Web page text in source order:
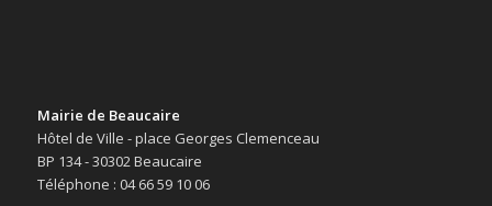
Mairie de Beaucaire
Hôtel de Ville - place Georges Clemenceau
BP 134 - 30302 Beaucaire
Téléphone : 04 66 59 10 06